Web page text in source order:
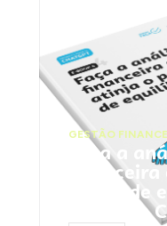
GESTÃO
Faça a
ponto de
Prompts